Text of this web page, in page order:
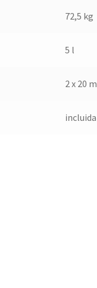
72,5 kg
5 l
2 x 20 m
incluida